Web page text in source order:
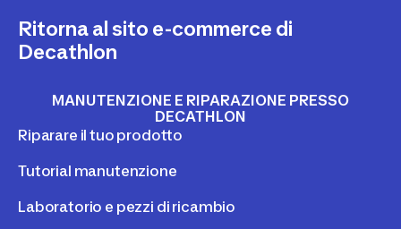
Ritorna al sito e-commerce di
Decathlon
MANUTENZIONE E RIPARAZIONE PRESSO
DECATHLON
Riparare il tuo prodotto
Tutorial manutenzione
Laboratorio e pezzi di ricambio